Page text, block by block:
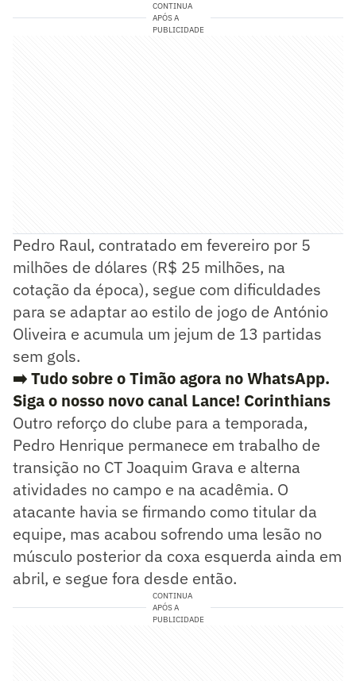
CONTINUA
APÓS A
PUBLICIDADE
Pedro Raul, contratado em fevereiro por 5
milhões de dólares (R$ 25 milhões, na
cotação da época), segue com dificuldades
para se adaptar ao estilo de jogo de António
Oliveira e acumula um jejum de 13 partidas
sem gols.
➡️ Tudo sobre o Timão agora no WhatsApp.
Siga o nosso novo canal Lance! Corinthians
Outro reforço do clube para a temporada,
Pedro Henrique permanece em trabalho de
transição no CT Joaquim Grava e alterna
atividades no campo e na acadêmia. O
atacante havia se firmando como titular da
equipe, mas acabou sofrendo uma lesão no
músculo posterior da coxa esquerda ainda em
abril, e segue fora desde então.
CONTINUA
APÓS A
PUBLICIDADE